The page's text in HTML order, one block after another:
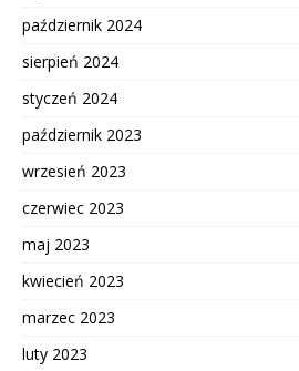
październik 2024
sierpień 2024
styczeń 2024
październik 2023
wrzesień 2023
czerwiec 2023
maj 2023
kwiecień 2023
marzec 2023
luty 2023